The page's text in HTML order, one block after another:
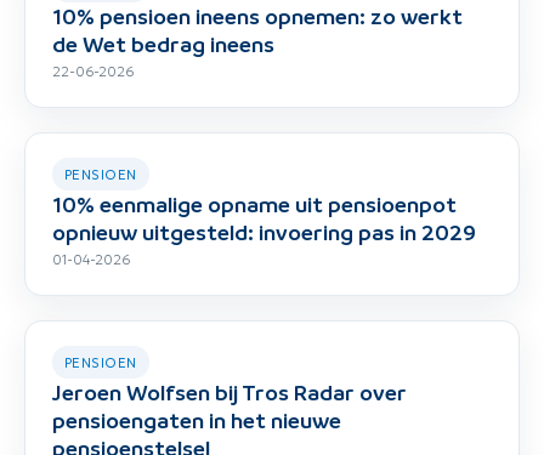
10% pensioen ineens opnemen: zo werkt
de Wet bedrag ineens
22-06-2026
PENSIOEN
10% eenmalige opname uit pensioenpot
opnieuw uitgesteld: invoering pas in 2029
01-04-2026
PENSIOEN
Jeroen Wolfsen bij Tros Radar over
pensioengaten in het nieuwe
pensioenstelsel